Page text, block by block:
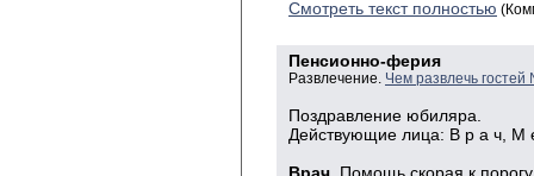
Смотреть текст полностью
Пенсионно-ферия
Развлечение. Чем развлечь
Поздравление юбиляра.
Действующие лица: В р а ч, М